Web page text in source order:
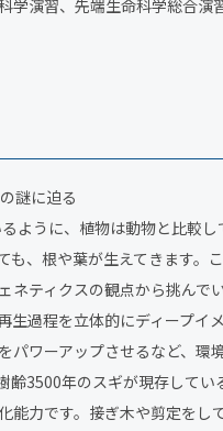
学演習、先端生命科学総合演
謎に迫る
ように、植物は動物と比較
も、根や葉が生えてきます。
ネティクスの観点から挑ん
生過程を立体的にディープイ
パワーアップさせるなど、
齢3500年のスギが現存して
能力です。接ぎ木や剪定をし